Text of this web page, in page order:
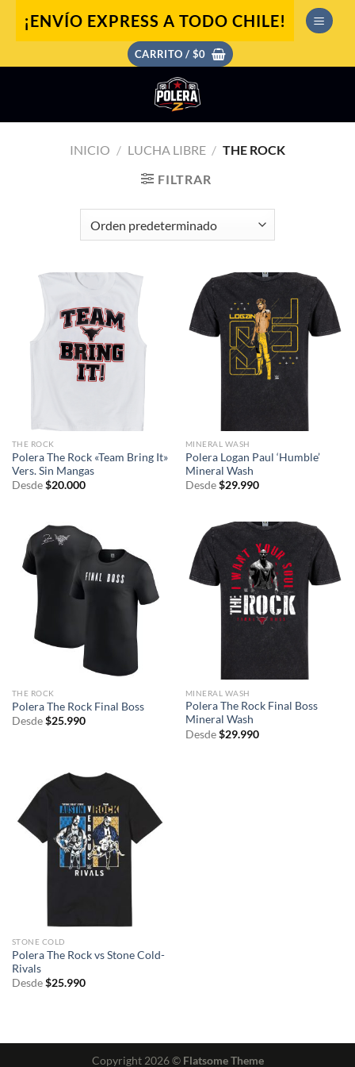
¡ENVÍO EXPRESS A TODO CHILE!
CARRITO / $0
INICIO / LUCHA LIBRE / THE ROCK
FILTRAR
THE ROCK
Polera The Rock «Team Bring It»
Vers. Sin Mangas
Desde $20.000
MINERAL WASH
Polera Logan Paul ‘Humble’
Mineral Wash
Desde $29.990
THE ROCK
Polera The Rock Final Boss
Desde $25.990
MINERAL WASH
Polera The Rock Final Boss
Mineral Wash
Desde $29.990
STONE COLD
Polera The Rock vs Stone Cold-
Rivals
Desde $25.990
Copyright 2026 © Flatsome Theme